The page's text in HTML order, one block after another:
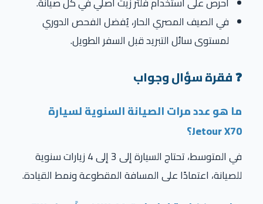
في الصيف المصري الحار، يُفضل الفحص الدوري
لمستوى سائل التبريد قبل السفر الطويل.
❓ فقرة سؤال وجواب
ما هو عدد مرات الصيانة السنوية لسيارة
Jetour X70؟
في المتوسط، تحتاج السيارة إلى 3 إلى 4 زيارات سنوية
للصيانة، اعتمادًا على المسافة المقطوعة ونمط القيادة.